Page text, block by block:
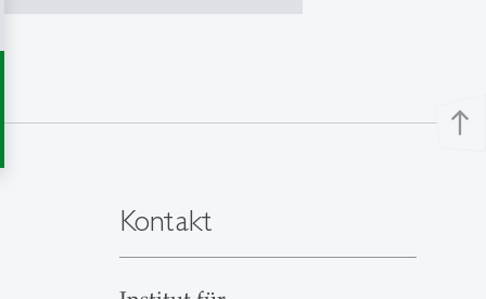
north
Kontakt